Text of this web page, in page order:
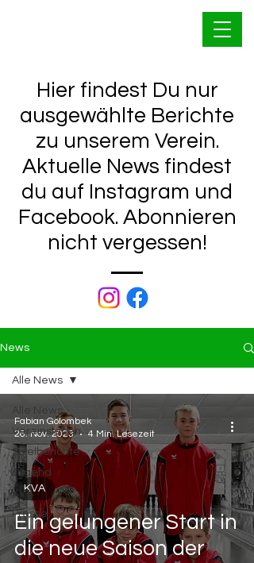
Hier findest Du nur
ausgewählte Berichte
zu unserem Verein.
Aktuelle News findest
du auf Instagram und
Facebook. Abonnieren
nicht vergessen!
News
Alle News
Vereinsleben
Spielberichte
Jugend
KVA
Presse
Alle News
Ein gelungener Start in
die neue Saison der
KVA
Fabian Golombek
26. Nov. 2023
4 Min. Lesezeit